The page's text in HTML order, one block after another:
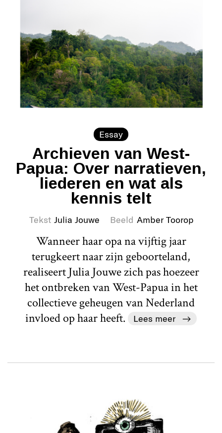
Essay
Archieven van West-
Papua: Over narratieven,
liederen en wat als
kennis telt
Tekst Julia Jouwe Beeld Amber Toorop
Wanneer haar opa na vijftig jaar
terugkeert naar zijn geboorteland,
realiseert Julia Jouwe zich pas hoezeer
het ontbreken van West-Papua in het
collectieve geheugen van Nederland
invloed op haar heeft.
Lees meer